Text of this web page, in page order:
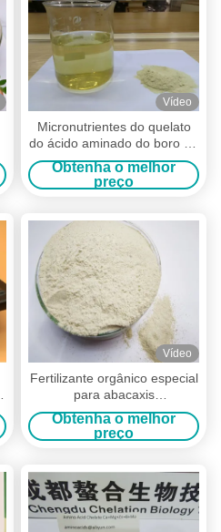
Vídeo
Micronutrientes do quelato
do ácido aminado do boro do
molibdênio em campos da
agricultura
Obtenha o melhor
preço
Vídeo
Fertilizante orgânico especial
para abacaxis
Micronutrientes quelados
Aminoácidos Cu Fe Zn Mn
Obtenha o melhor
preço